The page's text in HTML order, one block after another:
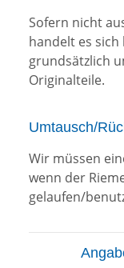
Sofern nicht
handelt es
grundsätzlich
Originalteile.
Umtausch/
Wir müssen
wenn der
gelaufen/